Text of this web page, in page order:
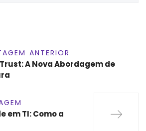
ANTERIOR
A Nova Abordagem de
em TI: Como a